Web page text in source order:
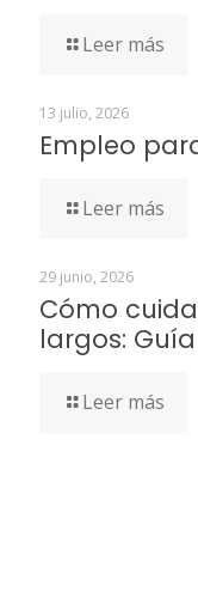
Leer más
13 julio, 2026
Empleo
Leer más
29 junio, 2026
Cómo
largos:
Leer más